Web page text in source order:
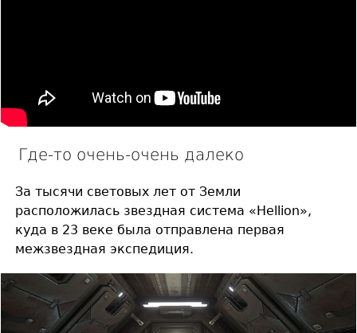
Где-то очень-очень далеко
За тысячи световых лет от Земли
расположилась звездная система «Hellion»,
куда в 23 веке была отправлена первая
межзвездная экспедиция.